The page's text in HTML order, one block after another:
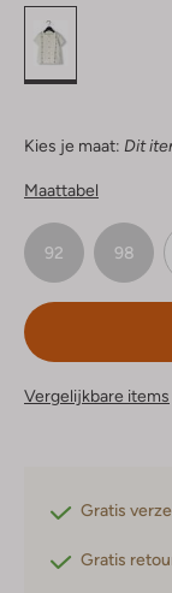
Kies je maat: Dit
Maattabel
92 98
Vergelijkbare items
Gratis
Gratis